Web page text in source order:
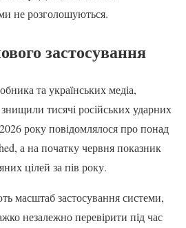
не розголошуються.
застосування
та українських медіа,
тисячі російських ударних
року повідомлялося про понад
а на початку червня показник
цілей за пів року.
масштаб застосування системи,
незалежно перевірити під час